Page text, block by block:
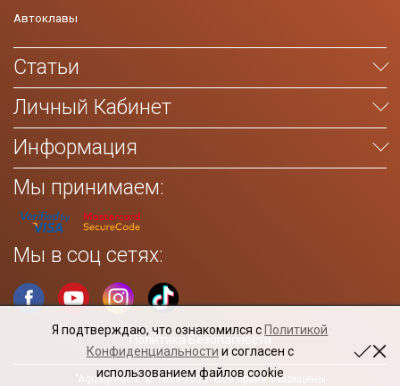
Автоклавы
Статьи
Личный Кабинет
Информация
Мы принимаем:
Мы в соц сетях:
Политика Безопасности
"Aquagradus" © 1998-2026. Все права защищены
Я подтверждаю, что ознакомился с Политикой
Конфиденциальности и согласен с
использованием файлов cookie